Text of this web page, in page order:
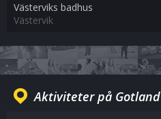
Västerviks badhus
Västervik
Aktiviteter på Gotland